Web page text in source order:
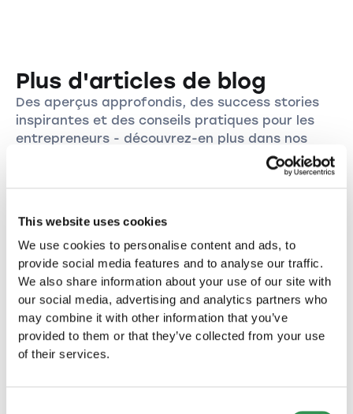
This website uses cookies
We use cookies to personalise content and ads, to
provide social media features and to analyse our traffic.
We also share information about your use of our site with
our social media, advertising and analytics partners who
may combine it with other information that you’ve
provided to them or that they’ve collected from your use
of their services.
Plus d'articles de blog
Des aperçus approfondis, des success stories
inspirantes et des conseils pratiques pour les
entrepreneurs - découvrez-en plus dans nos
QUESTIONS JURIDIQUES